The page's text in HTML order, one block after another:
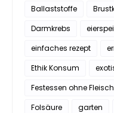
Ballaststoffe
Darmkrebs
einfaches rezept
Ethik Konsum
Festessen ohne Fleisch
Folsäure
garten